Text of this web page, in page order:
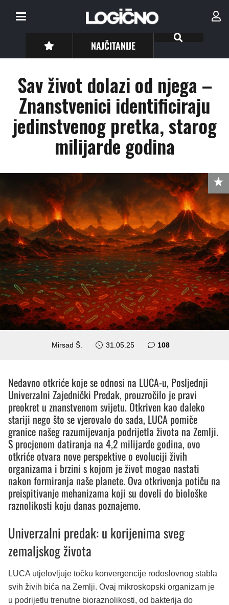
NAJČITANIJE
Sav život dolazi od njega –
Znanstvenici identificiraju
jedinstvenog pretka, starog
milijarde godina
Mirsad Š. 31.05.25 108komentara
Nedavno otkriće koje se odnosi na LUCA-u, Posljednji
Univerzalni Zajednički Predak, prouzročilo je pravi
preokret u znanstvenom svijetu. Otkriven kao daleko
stariji nego što se vjerovalo do sada, LUCA pomiče
granice našeg razumijevanja podrijetla života na Zemlji.
S procjenom datiranja na 4,2 milijarde godina, ovo
otkriće otvara nove perspektive o evoluciji živih
organizama i brzini s kojom je život mogao nastati
nakon formiranja naše planete. Ova otkrivenja potiču na
preispitivanje mehanizama koji su doveli do biološke
raznolikosti koju danas poznajemo.
Univerzalni predak: u korijenima sveg
zemaljskog života
LUCA utjelovljuje točku konvergencije rodoslovnog stabla
svih živih bića na Zemlji. Ovaj mikroskopski organizam je
u podrijetlu trenutne bioraznolikosti, od bakterija do